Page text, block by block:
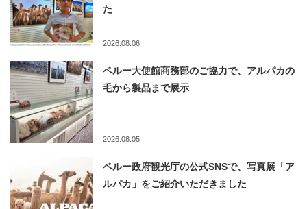
た
2026.08.06
ペルー大使館商務部のご協力で、アルパカの
毛から製品まで展示
2026.08.05
ペルー政府観光庁の公式SNSで、写真展「ア
ルパカ」をご紹介いただきました